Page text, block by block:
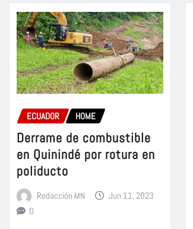
ECUADOR HOME
Derrame de combustible
en Quinindé por rotura en
poliducto
Redacción MN
Jun 11, 2023
0